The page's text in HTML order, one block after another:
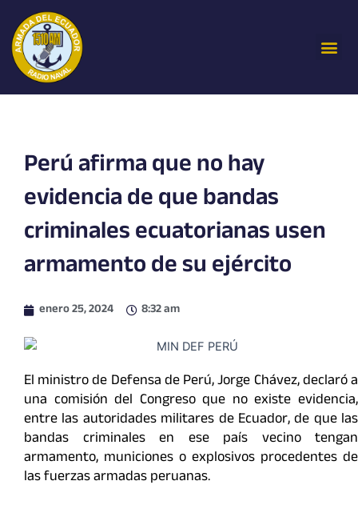
contenido
Perú afirma que no hay
evidencia de que bandas
criminales ecuatorianas usen
armamento de su ejército
enero 25, 2024 8:32 am
El ministro de Defensa de Perú, Jorge Chávez, declaró a
una comisión del Congreso que no existe evidencia,
entre las autoridades militares de Ecuador, de que las
bandas criminales en ese país vecino tengan
armamento, municiones o explosivos procedentes de
las fuerzas armadas peruanas.